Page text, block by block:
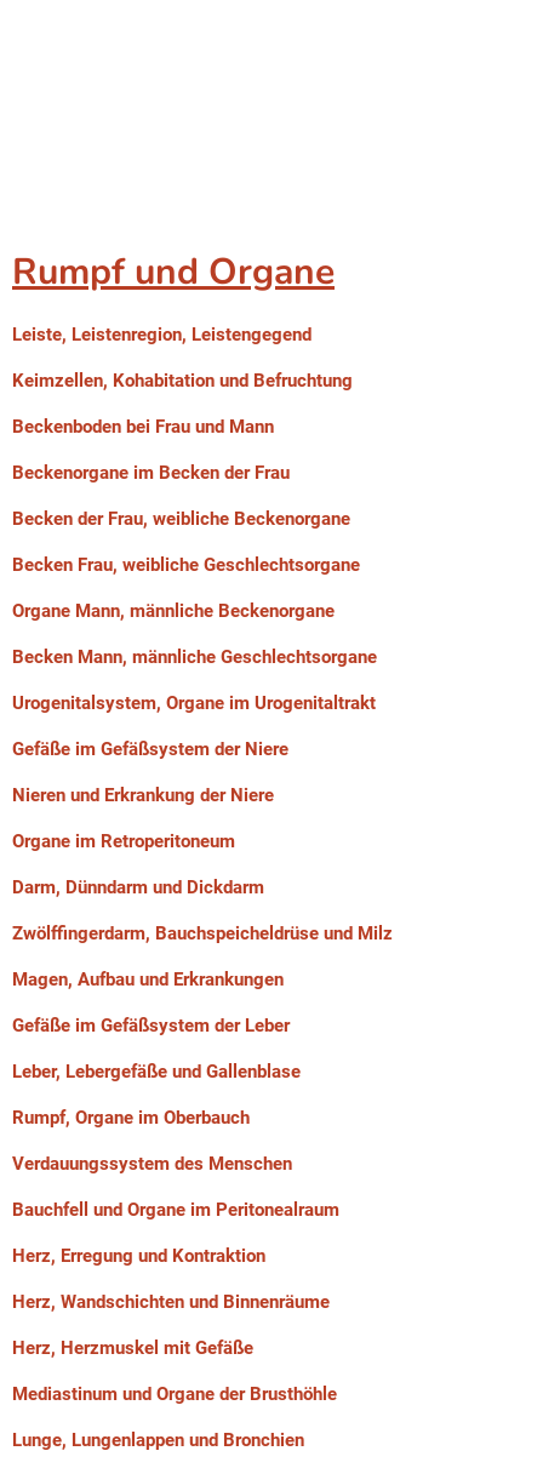
Rumpf und Organe
Leiste, Leistenregion, Leistengegend
Keimzellen, Kohabitation und Befruchtung
Beckenboden bei Frau und Mann
Beckenorgane im Becken der Frau
Becken der Frau, weibliche Beckenorgane
Becken Frau, weibliche Geschlechtsorgane
Organe Mann, männliche Beckenorgane
Becken Mann, männliche Geschlechtsorgane
Urogenitalsystem, Organe im Urogenitaltrakt
Gefäße im Gefäßsystem der Niere
Nieren und Erkrankung der Niere
Organe im Retroperitoneum
Darm, Dünndarm und Dickdarm
Zwölffingerdarm, Bauchspeicheldrüse und Milz
Magen, Aufbau und Erkrankungen
Gefäße im Gefäßsystem der Leber
Leber, Lebergefäße und Gallenblase
Rumpf, Organe im Oberbauch
Verdauungssystem des Menschen
Bauchfell und Organe im Peritonealraum
Herz, Erregung und Kontraktion
Herz, Wandschichten und Binnenräume
Herz, Herzmuskel mit Gefäße
Mediastinum und Organe der Brusthöhle
Lunge, Lungenlappen und Bronchien